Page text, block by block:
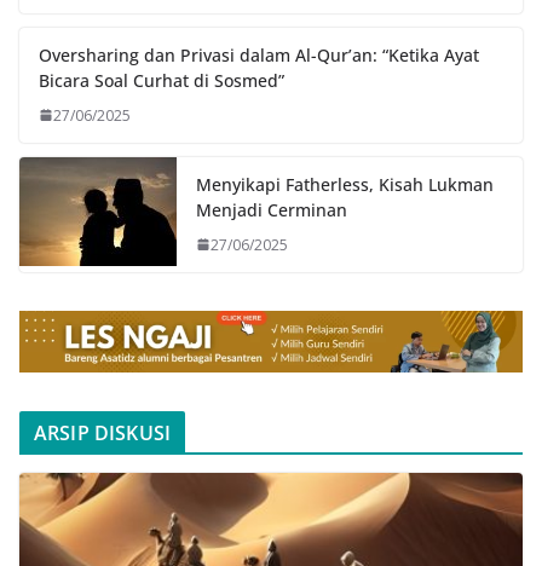
Oversharing dan Privasi dalam Al-Qur’an: “Ketika Ayat
Bicara Soal Curhat di Sosmed”
27/06/2025
Menyikapi Fatherless, Kisah Lukman
Menjadi Cerminan
27/06/2025
ARSIP DISKUSI